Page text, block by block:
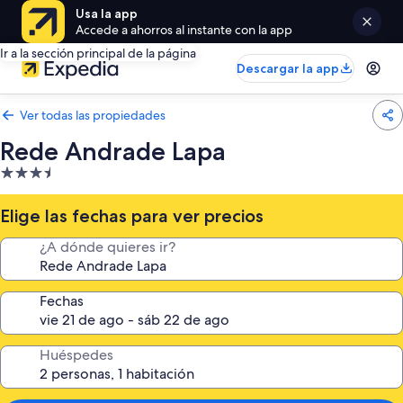
Usa la app
Accede a ahorros al instante con la app
Ir a la sección principal de la página
Descargar la app
Ver todas las propiedades
Rede Andrade Lapa
Propiedad
de
3.5
estrellas
Elige las fechas para ver precios
¿A dónde quieres ir?
Fechas
Huéspedes